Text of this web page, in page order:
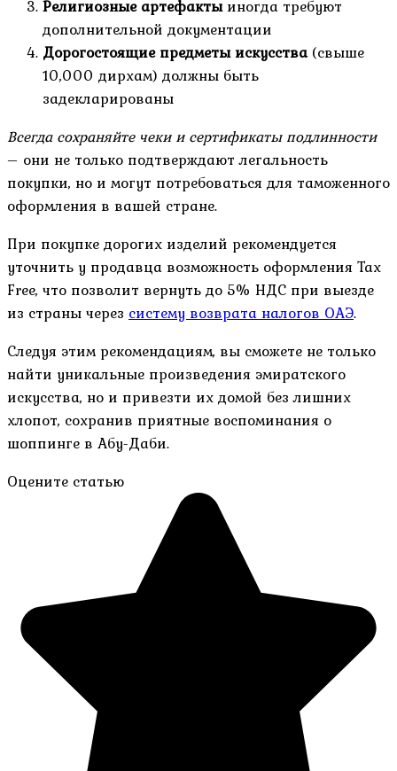
Религиозные артефактыиногда требуют
дополнительной документации
Дорогостоящие предметы искусства(свыше
10,000 дирхам) должны быть
задекларированы
Всегда сохраняйте чеки и сертификаты подлинности
– они не только подтверждают легальность
покупки, но и могут потребоваться для таможенного
оформления в вашей стране.
При покупке дорогих изделий рекомендуется
уточнить у продавца возможность оформления Tax
Free, что позволит вернуть до 5% НДС при выезде
из страны через систему возврата налогов ОАЭ.
Следуя этим рекомендациям, вы сможете не только
найти уникальные произведения эмиратского
искусства, но и привезти их домой без лишних
хлопот, сохранив приятные воспоминания о
шоппинге в Абу-Даби.
Оцените статью